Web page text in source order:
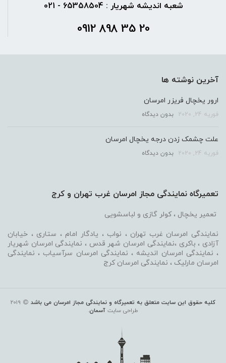
شعبه اندیشه شهریار : 65358504 - 021
20 35 898 0912
آخرین نوشته ها
ارور یخچال فریزر امرسان
فوریه 24, 2020 بدون دیدگاه
علت چشمک زدن درجه یخچال امرسان
فوریه 24, 2020 بدون دیدگاه
تعمیرگاه نمایندگی مجاز امرسان غرب تهران و کرج
تعمیر یخچال ، کولر گازی و لباسشویی
نمایندگی امرسان غرب تهران ، نواب ، یادگار امام ، ستاری ، خیابان
آزادی ، باکری ،نمایندگی امرسان شهر قدس ، نمایندگی امرسان شهریار
، نمایندگی امرسان اندیشه ، نمایندگی امرسان سرآسیاب ، نمایندگی
امرسان مارلیک ، نمایندگی امرسان کرج
کلیه حقوق این سایت متعلق به تعمیرگاه و نمایندگی مجاز امرسان می باشد
2019
طراحی سایت آسمان.